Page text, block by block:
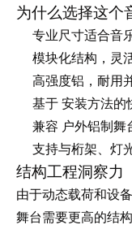
为什么选择这个
专业尺寸适合音
模块化结构，灵
高强度铝，耐用
基于 安装方法的
兼容 户外铝制舞
支持与桁架、灯
结构工程洞察力
由于动态载荷和设
舞台需要更高的结